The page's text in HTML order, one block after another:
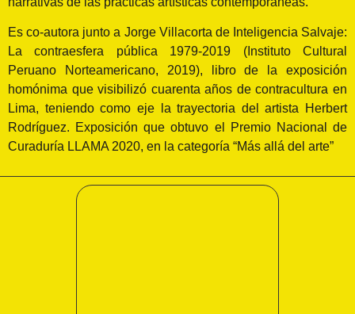
Es co-autora junto a Jorge Villacorta de Inteligencia Salvaje:
La contraesfera pública 1979-2019 (Instituto Cultural
Peruano Norteamericano, 2019), libro de la exposición
homónima que visibilizó cuarenta años de contracultura en
Lima, teniendo como eje la trayectoria del artista Herbert
Rodríguez. Exposición que obtuvo el Premio Nacional de
Curaduría LLAMA 2020, en la categoría “Más allá del arte”